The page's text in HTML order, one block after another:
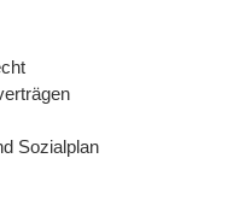
Sozialplan